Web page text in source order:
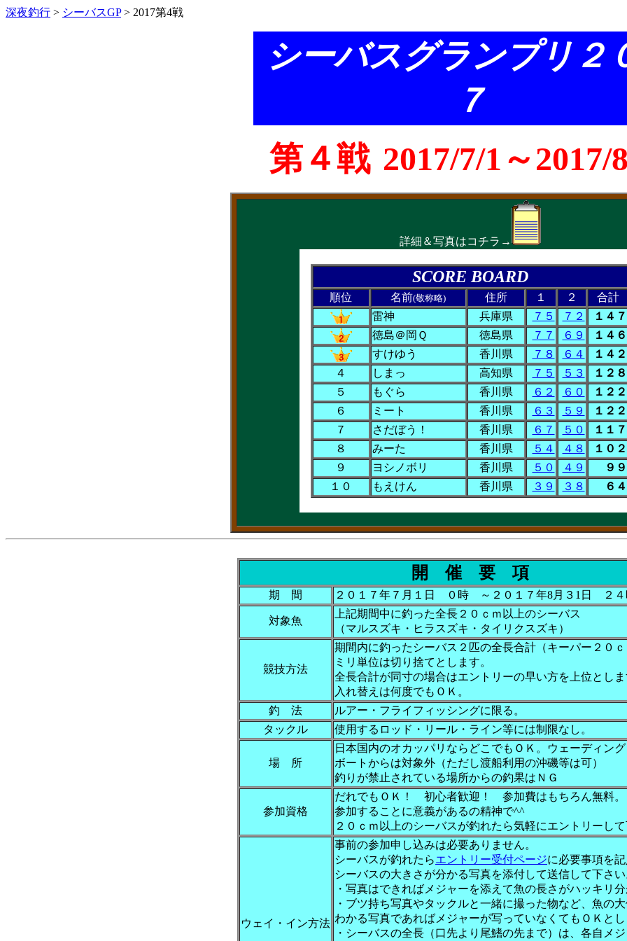
深夜釣行 > シーバスGP> 2017第4戦
シーバスグランプリ２
７
第４戦 2017/7/1～2017/
詳細＆写真はコチラ→
SCORE BOARD
順位 名前(敬称略) 住所 １ ２
合計
雷神
兵庫県 ７５ ７２
１４７
徳島＠岡Ｑ
徳島県 ７７ ６９
１４６
すけゆう
香川県 ７８ ６４
１４２
４
しまっ 高知県 ７５ ５３
１２８
５
もぐら 香川県 ６２ ６０
１２２
６
ミート 香川県 ６３ ５９
１２２
７
さだぼう！ 香川県 ６７ ５０
１１７
８
みーた 香川県 ５４ ４８
１０２
９
ヨシノボリ 香川県 ５０ ４９
９９
１０
もえけん 香川県 ３９ ３８ ６４
開 催 要 項
期 間 ２０１７年７月１日 ０時 ～２０１７年8月３1日 ２４
対象魚
上記期間中に釣った全長２０ｃｍ以上のシーバス
（マルスズキ・ヒラスズキ・タイリクスズキ）
競技方法
期間内に釣ったシーバス２匹の全長合計（キーパー２０
ミリ単位は切り捨てとします。
全長合計が同寸の場合はエントリーの早い方を上位とし
入れ替えは何度でもＯＫ。
釣 法
ルアー・フライフィッシングに限る。
タックル
使用するロッド・リール・ライン等には制限なし。
場 所
日本国内のオカッパリならどこでもＯＫ。ウェーディン
ボートからは対象外（ただし渡船利用の沖磯等は可）
釣りが禁止されている場所からの釣果はＮＧ
参加資格
だれでもＯＫ！ 初心者歓迎！ 参加費はもちろん無料。
参加することに意義があるの精神で^^
２０ｃｍ以上のシーバスが釣れたら気軽にエントリーし
ウェイ・イン方法
事前の参加申し込みは必要ありません。
シーバスが釣れたらエントリー受付ページに必要事項を
シーバスの大きさが分かる写真を添付して送信して下さ
・写真はできればメジャーを添えて魚の長さがハッキリ
・ブツ持ち写真やタックルと一緒に撮った物など、魚の
わかる写真であればメジャーが写っていなくてもＯＫと
・シーバスの全長（口先より尾鰭の先まで）は、各自メ